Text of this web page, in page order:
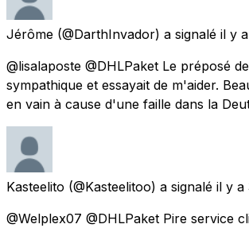
Jérôme (@DarthInvador) a signalé il y
@lisalaposte @DHLPaket Le préposé
sympathique et essayait de m'aider.
en vain à cause d'une faille dans la
Kasteelito (@Kasteelitoo) a signalé il y a
@Welplex07 @DHLPaket Pire service